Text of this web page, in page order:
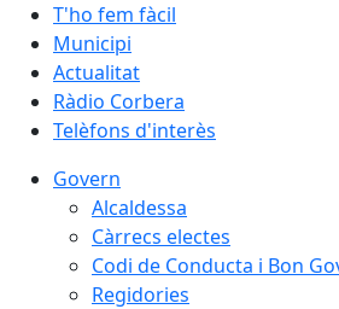
T'ho fem fàcil
Municipi
Actualitat
Ràdio Corbera
Telèfons d'interès
Govern
Alcaldessa
Càrrecs electes
Codi de Conducta i Bon
Regidories